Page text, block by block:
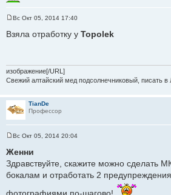
о
н
и
е
Вс Окт 05, 2014 17:40
Взяла отработку у Topolek
изображение[/URL]
Свежий алтайский мед подсолнечниковый, писать в
TianDe
Профессор
о
о
б
щ
е
и
Вс Окт 05, 2014 20:04
Женни
Здравствуйте, скажите можно сделать
бокалам и отработать 2
фотографиями по-шагово!